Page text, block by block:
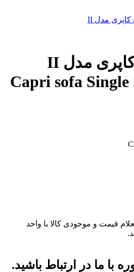
مبل تک نفره کاپری مدل II
قیمت و موجودی کالا با واحد
با ما در ارتباط باشید.